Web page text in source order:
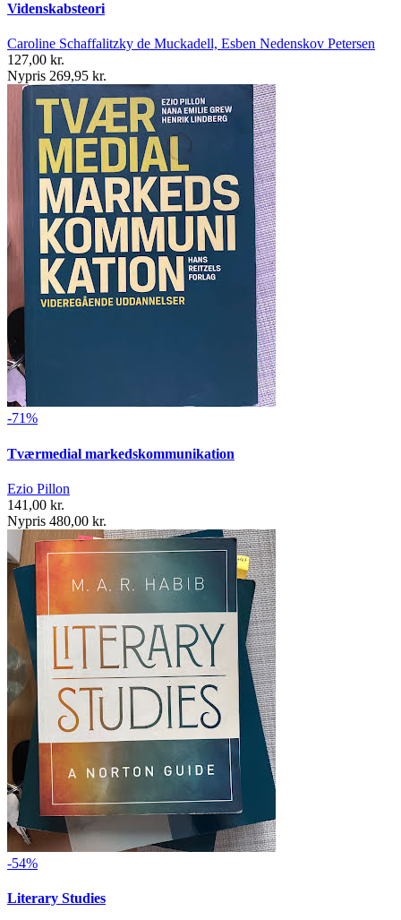
Videnskabsteori
Caroline Schaffalitzky de Muckadell, Esben Nedenskov Petersen
127,00 kr.
Nypris 269,95 kr.
-71%
Tværmedial markedskommunikation
Ezio Pillon
141,00 kr.
Nypris 480,00 kr.
-54%
Literary Studies